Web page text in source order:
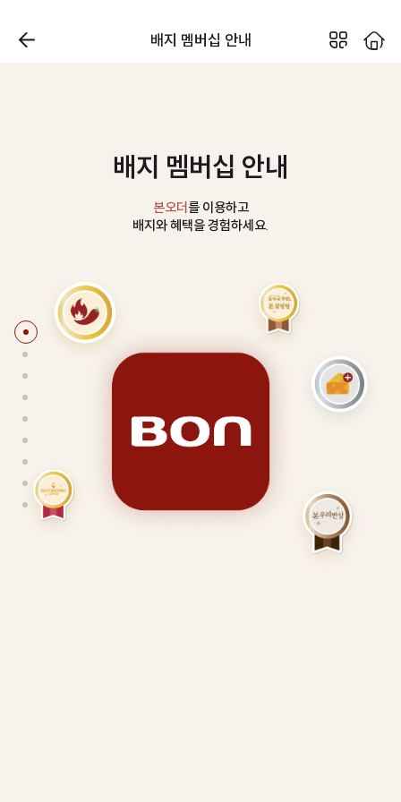
배지 멤버십 안내
배지 멤버십 안내
본오더를 이용하고
배지와 혜택을 경험하세요.